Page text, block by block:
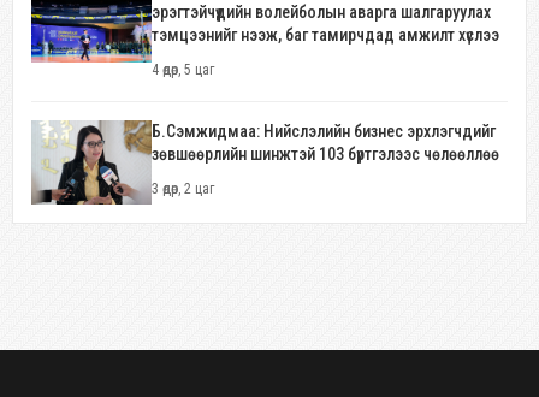
эрэгтэйчүүдийн волейболын аварга шалгаруулах
тэмцээнийг нээж, баг тамирчдад амжилт хүслээ
4 өдөр, 5 цаг
Б.Сэмжидмаа: Нийслэлийн бизнес эрхлэгчдийг
зөвшөөрлийн шинжтэй 103 бүртгэлээс чөлөөллөө
3 өдөр, 2 цаг